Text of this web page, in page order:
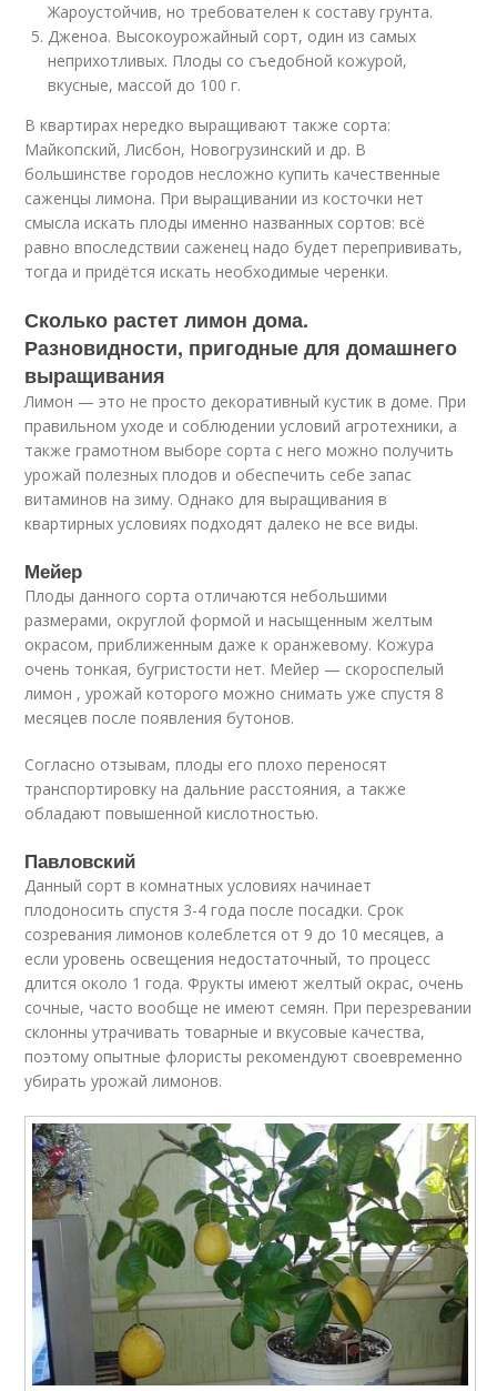
Жароустойчив, но требователен к составу грунта.
Дженоа. Высокоурожайный сорт, один из самых
неприхотливых. Плоды со съедобной кожурой,
вкусные, массой до 100 г.
В квартирах нередко выращивают также сорта:
Майкопский, Лисбон, Новогрузинский и др. В
большинстве городов несложно купить качественные
саженцы лимона. При выращивании из косточки нет
смысла искать плоды именно названных сортов: всё
равно впоследствии саженец надо будет перепрививать,
тогда и придётся искать необходимые черенки.
Сколько растет лимон дома.
Разновидности, пригодные для домашнего
выращивания
Лимон — это не просто декоративный кустик в доме. При
правильном уходе и соблюдении условий агротехники, а
также грамотном выборе сорта с него можно получить
урожай полезных плодов и обеспечить себе запас
витаминов на зиму. Однако для выращивания в
квартирных условиях подходят далеко не все виды.
Мейер
Плоды данного сорта отличаются небольшими
размерами, округлой формой и насыщенным желтым
окрасом, приближенным даже к оранжевому. Кожура
очень тонкая, бугристости нет. Мейер — скороспелый
лимон , урожай которого можно снимать уже спустя 8
месяцев после появления бутонов.
Согласно отзывам, плоды его плохо переносят
транспортировку на дальние расстояния, а также
обладают повышенной кислотностью.
Павловский
Данный сорт в комнатных условиях начинает
плодоносить спустя 3-4 года после посадки. Срок
созревания лимонов колеблется от 9 до 10 месяцев, а
если уровень освещения недостаточный, то процесс
длится около 1 года. Фрукты имеют желтый окрас, очень
сочные, часто вообще не имеют семян. При перезревании
склонны утрачивать товарные и вкусовые качества,
поэтому опытные флористы рекомендуют своевременно
убирать урожай лимонов.